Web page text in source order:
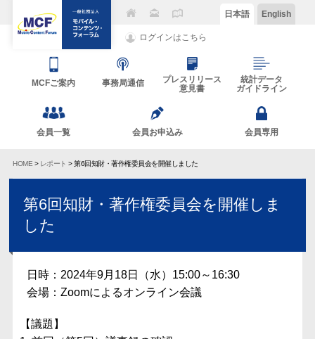
ログインはこちら
日本語 English
MCFご案内 事務局通信
プレスリリース
意見書
統計データ
ガイドライン
会員一覧 会員お申込み 会員専用
HOME > レポート > 第6回知財・著作権委員会を開催しました
第6回知財・著作権委員会を開催しま
した
日時：2024年9月18日（水）15:00～16:30
会場：Zoomによるオンライン会議
【議題】